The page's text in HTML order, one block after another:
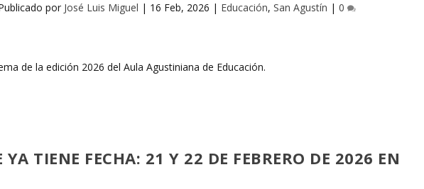
por José Luis Miguel | 16 Feb, 2026 | Educación, San Agustín | 0
YA TIENE FECHA: 21 Y 22 DE FEBRERO DE 2026 EN